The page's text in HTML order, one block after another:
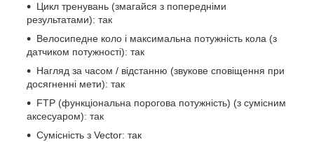
Цикл тренувань (змагайся з попередніми
результатами): так
Велосипедне коло і максимальна потужність кола (з
датчиком потужності): так
Нагляд за часом / відстанню (звукове сповіщення при
досягненні мети): так
FTP (функціональна порогова потужність) (з сумісним
аксесуаром): так
Сумісність з Vector: так